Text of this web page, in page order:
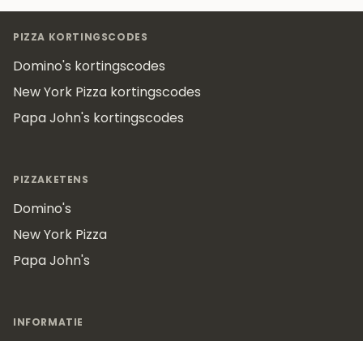
PIZZA KORTINGSCODES
Domino's kortingscodes
New York Pizza kortingscodes
Papa John's kortingscodes
PIZZAKETENS
Domino's
New York Pizza
Papa John's
INFORMATIE